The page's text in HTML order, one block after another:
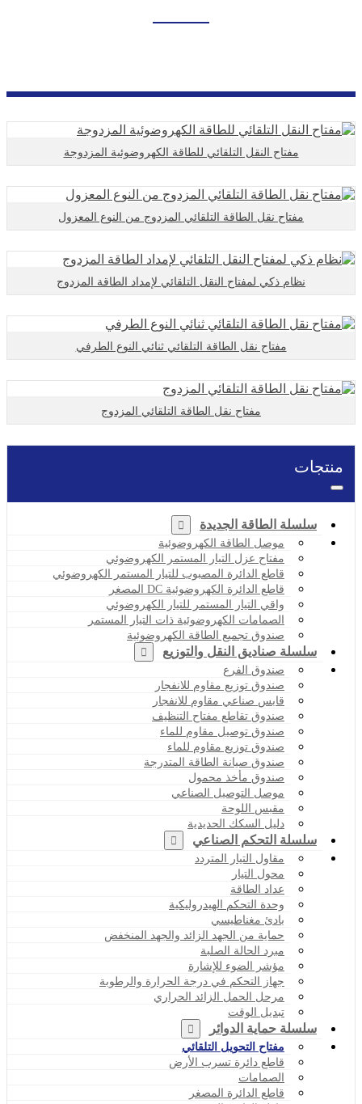
مفتاح النقل التلقائي للطاقة الكهروضوئية المزدوجة
مفتاح نقل الطاقة التلقائي المزدوج من النوع المعزول
نظام ذكي لمفتاح النقل التلقائي لإمداد الطاقة المزدوج
مفتاح نقل الطاقة التلقائي ثنائي النوع الطرفي
مفتاح نقل الطاقة التلقائي المزدوج
منتجات
سلسلة الطاقة الجديدة
موصل الطاقة الكهروضوئية
مفتاح عزل التيار المستمر الكهروضوئي
قاطع الدائرة المصبوب للتيار المستمر الكهروضوئي
قاطع الدائرة الكهروضوئية DC المصغر
واقي التيار المستمر للتيار الكهروضوئي
الصمامات الكهروضوئية ذات التيار المستمر
صندوق تجميع الطاقة الكهروضوئية
سلسلة صناديق النقل والتوزيع
صندوق الفرع
صندوق توزيع مقاوم للانفجار
قابس صناعي مقاوم للانفجار
صندوق تقاطع مفتاح التنظيف
صندوق توصيل مقاوم للماء
صندوق توزيع مقاوم للماء
صندوق صيانة الطاقة المتدرجة
صندوق مأخذ محمول
موصل التوصيل الصناعي
مقبس اللوحة
دليل السكك الحديدية
سلسلة التحكم الصناعي
مقاول التيار المتردد
محول التيار
عداد الطاقة
وحدة التحكم الهيدروليكية
بادئ مغناطيسي
حماية من الجهد الزائد والجهد المنخفض
مبرد الحالة الصلبة
مؤشر الضوء للإشارة
جهاز التحكم في درجة الحرارة والرطوبة
مرحل الحمل الزائد الحراري
تبديل الوقت
سلسلة حماية الدوائر
مفتاح التحويل التلقائي
قاطع دائرة تسرب الأرض
الصمامات
قاطع الدائرة المصغر